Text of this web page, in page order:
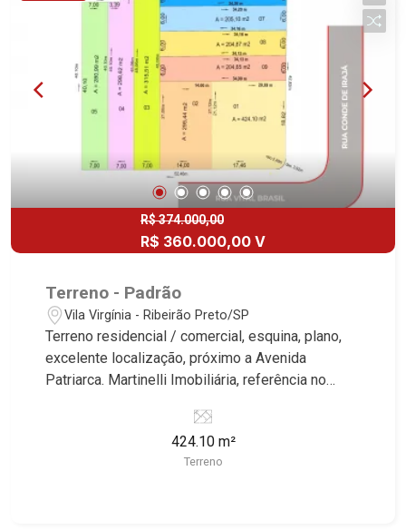
Quinta da Alvorada, Monte Rey, Garden Villa e
da Boa Vista | Ribeirão Preto.
R$ 374.000,00
R$ 360.000,00 V
Terreno - Padrão
Vila Virgínia - Ribeirão Preto/SP
Terreno residencial / comercial, esquina, plano,
excelente localização, próximo a Avenida
Patriarca. Martinelli Imobiliária, referência no
Fiúsa, 1051 - Alto da Boa Vista | Ribeirão Preto.
424.10 m²
Terreno